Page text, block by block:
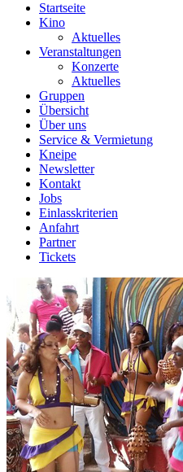
Startseite
Kino
Aktuelles
Veranstaltungen
Konzerte
Aktuelles
Gruppen
Übersicht
Über uns
Service & Vermietung
Kneipe
Newsletter
Kontakt
Jobs
Einlasskriterien
Anfahrt
Partner
Tickets